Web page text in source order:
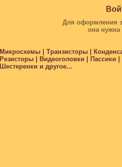
Для оформления
она
Микросхемы | Транзисторы |
Резисторы | Видеоголовки |
Шестеренки и другое...